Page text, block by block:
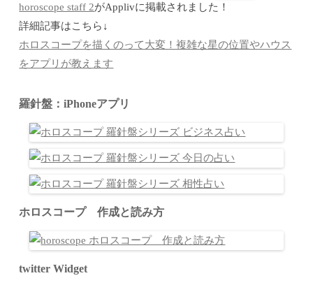
horoscope staff 2がApplivに掲載されました！
詳細記事はこちら↓
ホロスコープを描くのって大変！複雑な星の位置やハウス
をアプリが教えます
羅針盤：iPhoneアプリ
ホロスコープ 作成と読み方
twitter Widget